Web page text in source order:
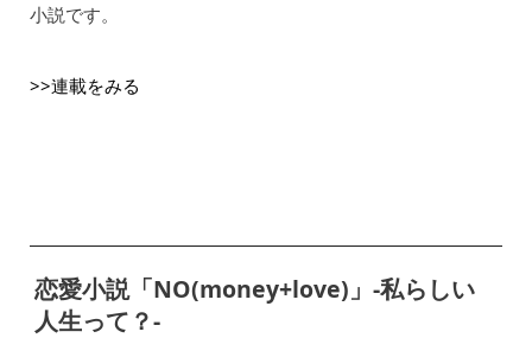
小説です。
>>連載をみる
恋愛小説「NO(money+love)」-私らしい
人生って？-